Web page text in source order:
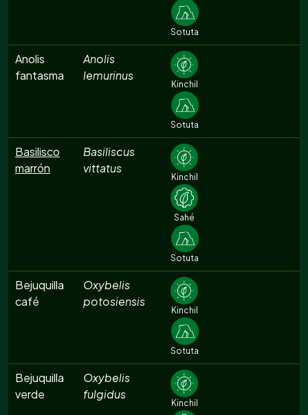
Sotuta
Anolis
fantasma
Anolis
lemurinus
Kinchil
Sotuta
Basilisco
marrón
Basiliscus
vittatus
Kinchil
Sahé
Sotuta
Bejuquilla
café
Oxybelis
potosiensis
Kinchil
Sotuta
Bejuquilla
verde
Oxybelis
fulgidus
Kinchil